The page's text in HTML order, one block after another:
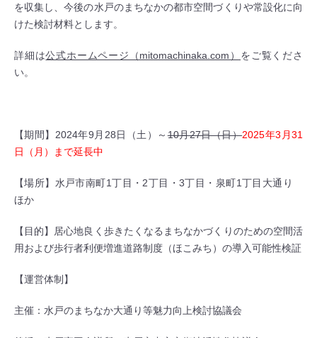
を収集し、今後の水戸のまちなかの都市空間づくりや常設化に向
けた検討材料とします。
詳細は公式ホームページ（mitomachinaka.com） をご覧くださ
い。
【期間】2024年9月28日（土）～10月27日（日）2025年3月31
日（月）まで延長中
【場所】水戸市南町1丁目・2丁目・3丁目・泉町1丁目大通り
ほか
【目的】居心地良く歩きたくなるまちなかづくりのための空間活
用および歩行者利便増進道路制度（ほこみち）の導入可能性検証
【運営体制】
主催：水戸のまちなか大通り等魅力向上検討協議会